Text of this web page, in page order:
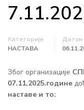
Категорије
НАСТАВА
Датум
Због организације
07.11.2025.године
наставе и то: